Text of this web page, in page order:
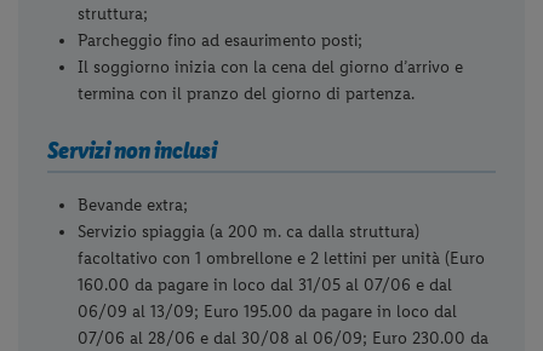
struttura;
Parcheggio fino ad esaurimento posti;
Il soggiorno inizia con la cena del giorno d’arrivo e
termina con il pranzo del giorno di partenza.
Servizi non inclusi
Bevande extra;
Servizio spiaggia (a 200 m. ca dalla struttura)
facoltativo con 1 ombrellone e 2 lettini per unità (Euro
160.00 da pagare in loco dal 31/05 al 07/06 e dal
06/09 al 13/09; Euro 195.00 da pagare in loco dal
07/06 al 28/06 e dal 30/08 al 06/09; Euro 230.00 da